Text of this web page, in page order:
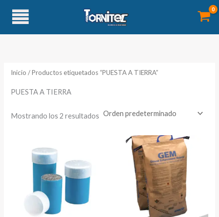
contenido
Inicio / Productos etiquetados “PUESTA A TIERRA”
PUESTA A TIERRA
Mostrando los 2 resultados